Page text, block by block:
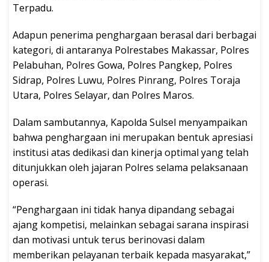
Terpadu.
Adapun penerima penghargaan berasal dari berbagai
kategori, di antaranya Polrestabes Makassar, Polres
Pelabuhan, Polres Gowa, Polres Pangkep, Polres
Sidrap, Polres Luwu, Polres Pinrang, Polres Toraja
Utara, Polres Selayar, dan Polres Maros.
Dalam sambutannya, Kapolda Sulsel menyampaikan
bahwa penghargaan ini merupakan bentuk apresiasi
institusi atas dedikasi dan kinerja optimal yang telah
ditunjukkan oleh jajaran Polres selama pelaksanaan
operasi.
“Penghargaan ini tidak hanya dipandang sebagai
ajang kompetisi, melainkan sebagai sarana inspirasi
dan motivasi untuk terus berinovasi dalam
memberikan pelayanan terbaik kepada masyarakat,”